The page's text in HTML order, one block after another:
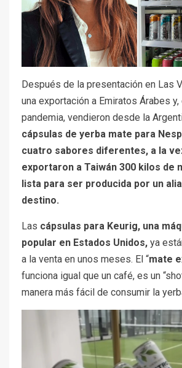
Después de la presentación en Las
una exportación a Emiratos Árabes y,
pandemia, vendieron desde la
cápsulas de yerba mate para
cuatro sabores diferentes, a la
exportaron a Taiwán 300 kilos de
lista para ser producida por un
destino.
Las cápsulas para Keurig, una
popular en Estados Unidos, ya
a la venta en unos meses. El “mate
funciona igual que un café, es un
manera más fácil de consumir la